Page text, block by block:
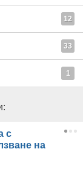
12
33
1
с
на